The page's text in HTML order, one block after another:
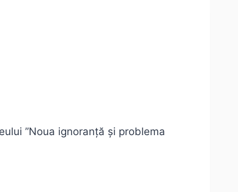
”Noua ignoranță și problema